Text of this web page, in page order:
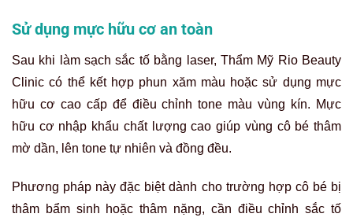
Sử dụng mực hữu cơ an toàn
Sau khi làm sạch sắc tố bằng laser, Thẩm Mỹ Rio Beauty
Clinic có thể kết hợp phun xăm màu hoặc sử dụng mực
hữu cơ cao cấp để điều chỉnh tone màu vùng kín. Mực
hữu cơ nhập khẩu chất lượng cao giúp vùng cô bé thâm
mờ dần, lên tone tự nhiên và đồng đều.
Phương pháp này đặc biệt dành cho trường hợp cô bé bị
thâm bẩm sinh hoặc thâm nặng, cần điều chỉnh sắc tố